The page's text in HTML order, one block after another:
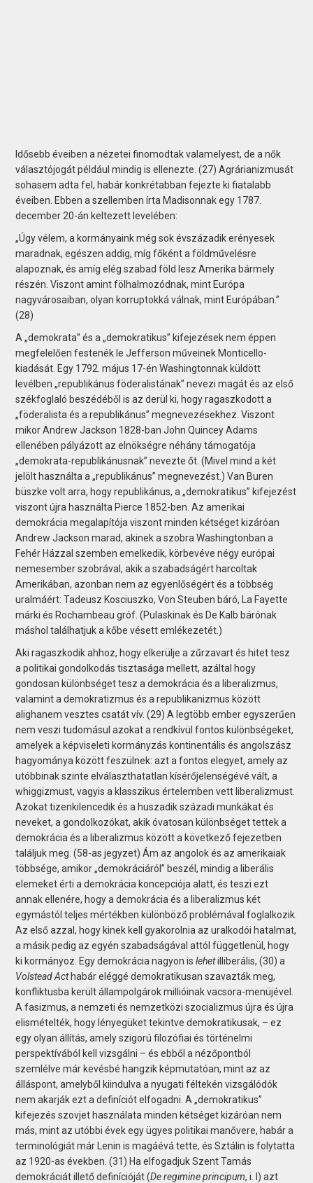
Idősebb éveiben a nézetei finomodtak valamelyest, de a nők
választójogát például mindig is ellenezte. (27) Agrárianizmusát
sohasem adta fel, habár konkrétabban fejezte ki fiatalabb
éveiben. Ebben a szellemben írta Madisonnak egy 1787.
december 20-án keltezett levelében:
„Úgy vélem, a kormányaink még sok évszázadik erényesek
maradnak, egészen addig, míg főként a földművelésre
alapoznak, és amíg elég szabad föld lesz Amerika bármely
részén. Viszont amint fölhalmozódnak, mint Európa
nagyvárosaiban, olyan korruptokká válnak, mint Európában.”
(28)
A „demokrata” és a „demokratikus” kifejezések nem éppen
megfelelően festenék le Jefferson műveinek Monticello-
kiadását. Egy 1792. május 17-én Washingtonnak küldött
levélben „republikánus föderalistának” nevezi magát és az első
székfoglaló beszédéből is az derül ki, hogy ragaszkodott a
„föderalista és a republikánus” megnevezésekhez. Viszont
mikor Andrew Jackson 1828-ban John Quincey Adams
ellenében pályázott az elnökségre néhány támogatója
„demokrata-republikánusnak” nevezte őt. (Mivel mind a két
jelölt használta a „republikánus” megnevezést.) Van Buren
büszke volt arra, hogy republikánus, a „demokratikus” kifejezést
viszont újra használta Pierce 1852-ben. Az amerikai
demokrácia megalapítója viszont minden kétséget kizáróan
Andrew Jackson marad, akinek a szobra Washingtonban a
Fehér Házzal szemben emelkedik, körbevéve négy európai
nemesember szobrával, akik a szabadságért harcoltak
Amerikában, azonban nem az egyenlőségért és a többség
uralmáért: Tadeusz Kosciuszko, Von Steuben báró, La Fayette
márki és Rochambeau gróf. (Pulaskinak és De Kalb bárónak
máshol találhatjuk a kőbe vésett emlékezetét.)
Aki ragaszkodik ahhoz, hogy elkerülje a zűrzavart és hitet tesz
a politikai gondolkodás tisztasága mellett, azáltal hogy
gondosan különbséget tesz a demokrácia és a liberalizmus,
valamint a demokratizmus és a republikanizmus között
alighanem vesztes csatát vív. (29) A legtöbb ember egyszerűen
nem veszi tudomásul azokat a rendkívül fontos különbségeket,
amelyek a képviseleti kormányzás kontinentális és angolszász
hagyománya között feszülnek: azt a fontos elegyet, amely az
utóbbinak szinte elválaszthatatlan kísérőjelenségévé vált, a
whiggizmust, vagyis a klasszikus értelemben vett liberalizmust.
Azokat tizenkilencedik és a huszadik századi munkákat és
neveket, a gondolkozókat, akik óvatosan különbséget tettek a
demokrácia és a liberalizmus között a következő fejezetben
találjuk meg. (58-as jegyzet) Ám az angolok és az amerikaiak
többsége, amikor „demokráciáról” beszél, mindig a liberális
elemeket érti a demokrácia koncepciója alatt, és teszi ezt
annak ellenére, hogy a demokrácia és a liberalizmus két
egymástól teljes mértékben különböző problémával foglalkozik.
Az első azzal, hogy kinek kell gyakorolnia az uralkodói hatalmat,
a másik pedig az egyén szabadságával attól függetlenül, hogy
ki kormányoz. Egy demokrácia nagyon islehetilliberális, (30) a
Volstead Acthabár eléggé demokratikusan szavazták meg,
konfliktusba került állampolgárok millióinak vacsora-menüjével.
A fasizmus, a nemzeti és nemzetközi szocializmus újra és újra
elismételték, hogy lényegüket tekintve demokratikusak, – ez
egy olyan állítás, amely szigorú filozófiai és történelmi
perspektívából kell vizsgálni – és ebből a nézőpontból
szemlélve már kevésbé hangzik képmutatóan, mint az az
álláspont, amelyből kiindulva a nyugati féltekén vizsgálódók
nem akarják ezt a definíciót elfogadni. A „demokratikus”
kifejezés szovjet használata minden kétséget kizáróan nem
más, mint az utóbbi évek egy ügyes politikai manővere, habár a
terminológiát már Lenin is magáévá tette, és Sztálin is folytatta
az 1920-as években. (31) Ha elfogadjuk Szent Tamás
demokráciát illető definícióját (De regimine principum, i. I) azt